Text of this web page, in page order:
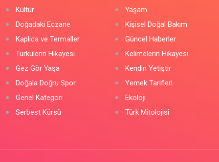
Kültür
Yaşam
Doğadaki Eczane
Kişisel Doğal Bakım
Kaplıca ve Termaller
Güncel Haberler
Türkülerin Hikayesi
Kelimelerin Hikayesi
Gez Gör Yaşa
Kendin Yetiştir
Doğala Doğru Spor
Yemek Tarifleri
Genel Kategori
Ekoloji
Serbest Kürsü
Türk Mitolojisi